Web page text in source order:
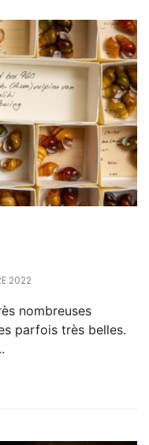
2022
nombreuses
parfois très belles.